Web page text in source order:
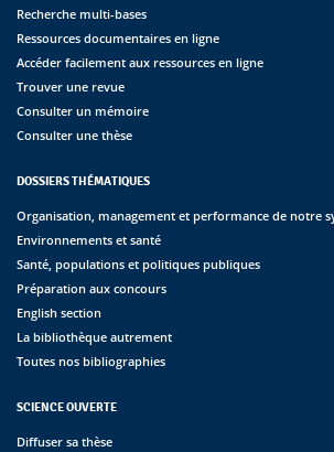
Recherche multi-bases
Ressources documentaires en ligne
Accéder facilement aux ressources en ligne
Trouver une revue
Consulter un mémoire
Consulter une thèse
DOSSIERS THÉMATIQUES
Organisation, management et performance de notre
Environnements et santé
Santé, populations et politiques publiques
Préparation aux concours
English section
La bibliothèque autrement
Toutes nos bibliographies
SCIENCE OUVERTE
Diffuser sa thèse